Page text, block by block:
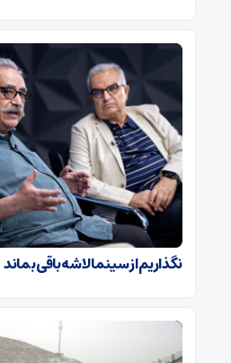
نگذاریم از سینما لاشه باقی بماند